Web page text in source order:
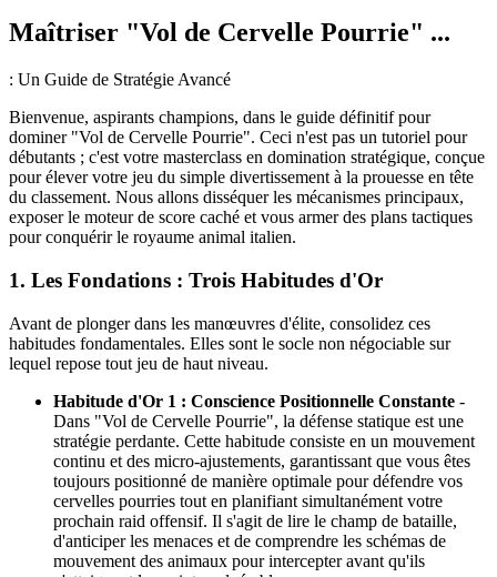
Maîtriser "Vol de Cervelle Pourrie" ...
: Un Guide de Stratégie Avancé
Bienvenue, aspirants champions, dans le guide définitif pour
dominer "Vol de Cervelle Pourrie". Ceci n'est pas un tutoriel pour
débutants ; c'est votre masterclass en domination stratégique, conçue
pour élever votre jeu du simple divertissement à la prouesse en tête
du classement. Nous allons disséquer les mécanismes principaux,
exposer le moteur de score caché et vous armer des plans tactiques
pour conquérir le royaume animal italien.
1. Les Fondations : Trois Habitudes d'Or
Avant de plonger dans les manœuvres d'élite, consolidez ces
habitudes fondamentales. Elles sont le socle non négociable sur
lequel repose tout jeu de haut niveau.
Habitude d'Or 1 : Conscience Positionnelle Constante -
Dans "Vol de Cervelle Pourrie", la défense statique est une
stratégie perdante. Cette habitude consiste en un mouvement
continu et des micro-ajustements, garantissant que vous êtes
toujours positionné de manière optimale pour défendre vos
cervelles pourries tout en planifiant simultanément votre
prochain raid offensif. Il s'agit de lire le champ de bataille,
d'anticiper les menaces et de comprendre les schémas de
mouvement des animaux pour intercepter avant qu'ils